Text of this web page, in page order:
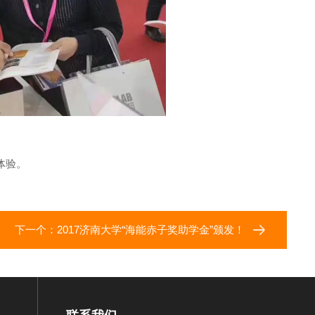
。
下一个： 2017济南大学“海能赤子奖助学金”颁发！